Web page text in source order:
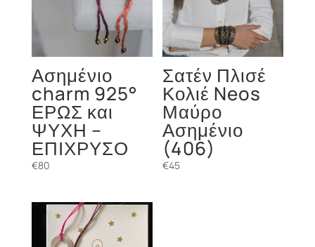
Ασημένιο
charm 925°
ΕΡΩΣ και
ΨΥΧΗ –
ΕΠΙΧΡΥΣΟ
€80
Σατέν Πλισέ
Κολιέ Neos
Μαύρο
Ασημένιο
(406)
€45